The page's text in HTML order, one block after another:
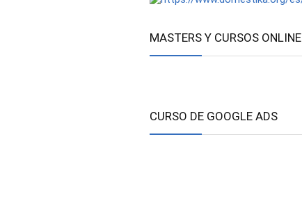
MASTERS Y CURSOS ONLINE
CURSO DE GOOGLE ADS